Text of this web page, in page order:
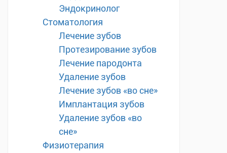
Эндокринолог
Стоматология
Лечение зубов
Протезирование зубов
Лечение пародонта
Удаление зубов
Лечение зубов «во сне»
Имплантация зубов
Удаление зубов «во
сне»
Физиотерапия